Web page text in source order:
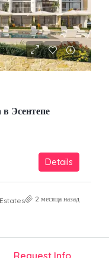
Эсентепе
Details
Estates 2 месяца назад